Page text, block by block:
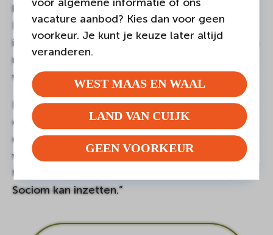
hier en zijn we op huisbezoek geweest.
Daarmee werd al meteen duidelijk hoe fijn het
is om Dyala erbij te hebben. We kunnen mensen
nu adviseren, informeren en doorverwijzen,
waardoor ze zichzelf beter kunnen redden.”
Dyala: “Daarnaast is het ook goed voor mijn
eigen ontwikkeling. Ik leer nog elke dag. Mijn
doel is om uiteindelijk een officiële tolk te
worden. Ik ben nu bezig met een studie sociaal
tolker en ben blij dat ik dit nu al meteen bij
Sociom kan inzetten.”
vacature aanbod? Kies dan voor geen
voorkeur. Je kunt je keuze later altijd
veranderen.
WEST MAAS EN WAAL
LAND VAN CUIJK
GEEN VOORKEUR